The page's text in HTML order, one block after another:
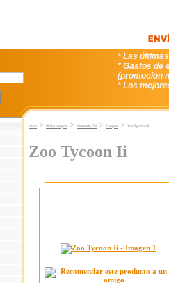
* Las
* Gastos de
(promoción
* Los
Inicio > VideoJuegos > Nintendo DS > Juegos > Zoo Tycoon Ii
Zoo Tycoon Ii